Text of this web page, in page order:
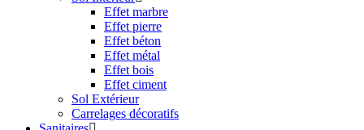
Effet marbre
Effet pierre
Effet béton
Effet métal
Effet bois
Effet ciment
Sol Extérieur
Carrelages décoratifs